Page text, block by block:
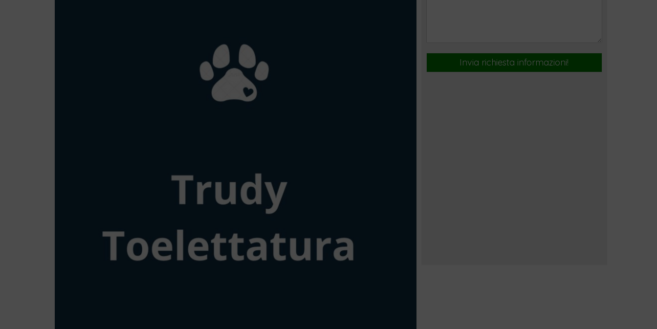
Invia richiesta informazioni!